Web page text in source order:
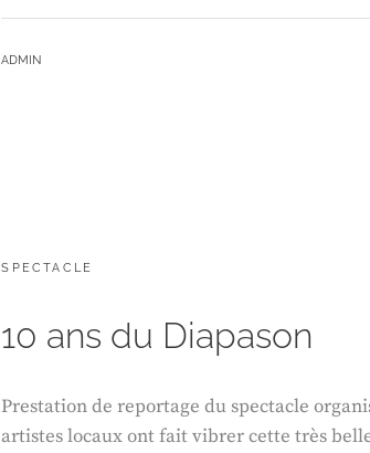
OPALINE
BY
ADMIN
CATEGORIES:
SPECTACLE
10 ans du Diapason
Prestation de reportage du spectacle
artistes locaux ont fait vibrer cette très